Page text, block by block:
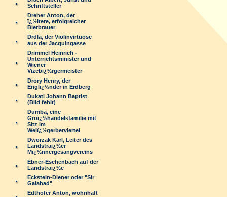
Schriftsteller
Dreher Anton, der
ï¿½ltere, erfolgreicher
Bierbrauer
Drdla, der Violinvirtuose
aus der Jacquingasse
Drimmel Heinrich -
Unterrichtsminister und
Wiener
Vizebï¿½rgermeister
Drory Henry, der
Englï¿½nder in Erdberg
Dukati Johann Baptist
(Bild fehlt)
Dumba, eine
Groï¿½handelsfamilie mit
Sitz im
Weiï¿½gerberviertel
Dworzak Karl, Leiter des
Landstraï¿½er
Mï¿½nnergesangvereins
Ebner-Eschenbach auf der
Landstraï¿½e
Eckstein-Diener oder "Sir
Galahad"
Edthofer Anton, wohnhaft